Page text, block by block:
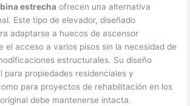
estrecha ofrecen una alternativa
Este tipo de elevador, diseñado
adaptarse a huecos de ascensor
el acceso a varios pisos sin la necesidad de
estructurales. Su diseño
para propiedades residenciales y
para proyectos de rehabilitación en los
debe mantenerse intacta.